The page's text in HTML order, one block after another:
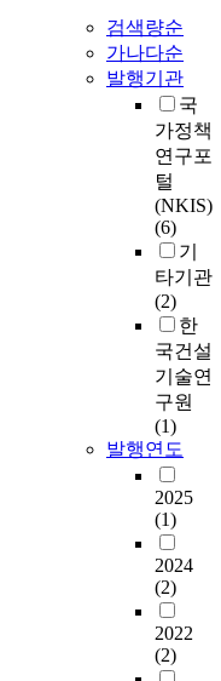
검색량순
가나다순
발행기관
국
가정책
연구포
털
(NKIS)
(6)
기
타기관
(2)
한
국건설
기술연
구원
(1)
발행연도
2025
(1)
2024
(2)
2022
(2)